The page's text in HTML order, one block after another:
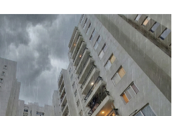
PROTEGER
OS
DURANTE
VERÃO